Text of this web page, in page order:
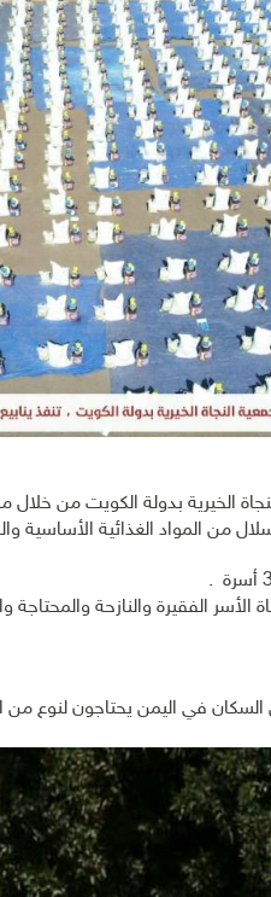
الخيرية بدولة الكويت من خلال
من المواد الغذائية الأساسية
الفقيرة والنازحة والمحتاجة